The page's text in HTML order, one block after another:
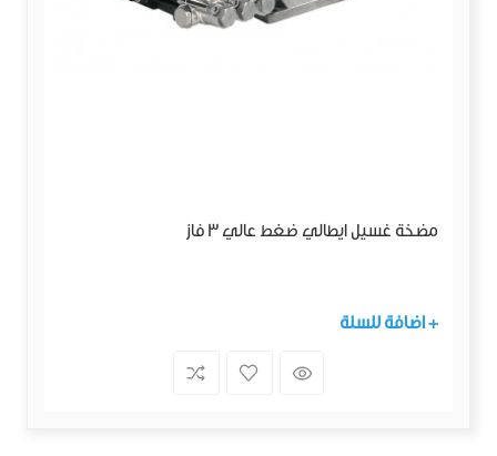
مضخة غسيل ايطالي ضغط عالي 3 فاز
+ اضافة للسلة